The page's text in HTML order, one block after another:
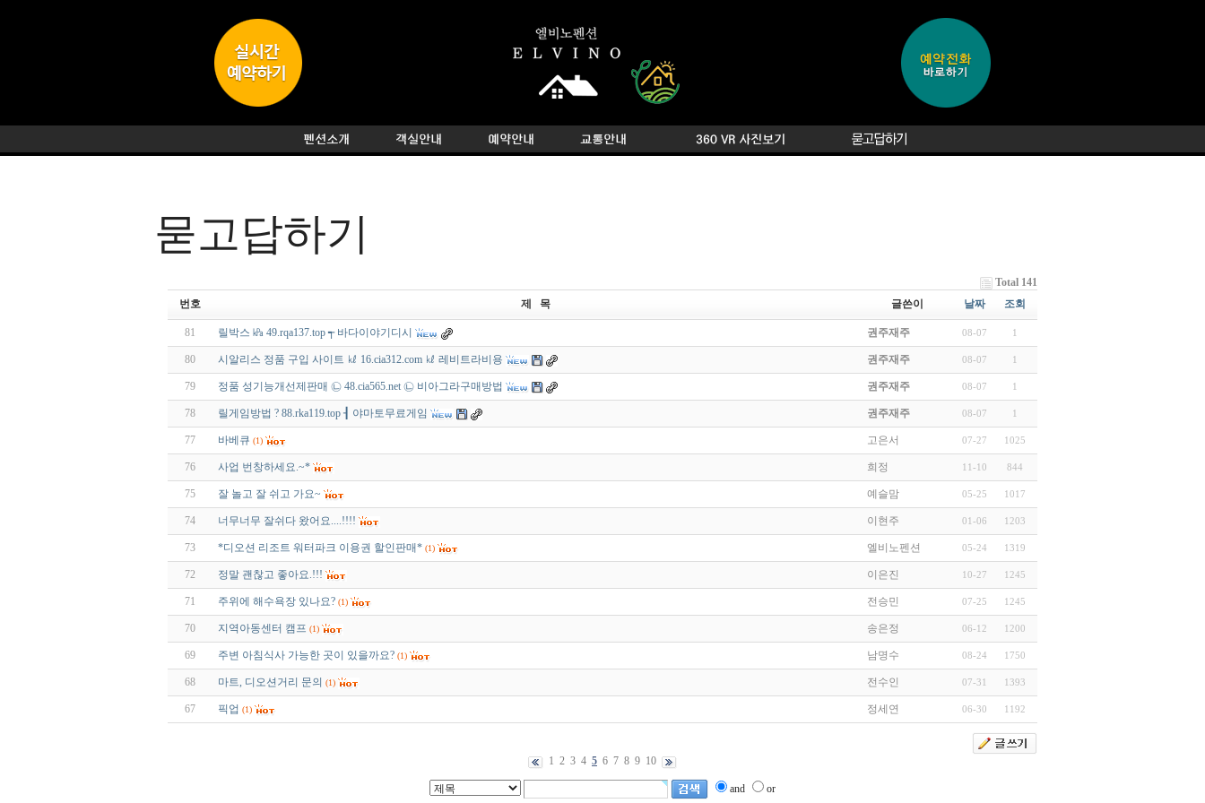
묻고답하기
Total 141
번호
제 목 글쓴이 날짜 조회
81 릴박스 ㎪ 49.rqa137.top ┭ 바다이야기디시 권주재주 08-07 1
80 시알리스 정품 구입 사이트 ㎘ 16.cia312.com ㎘ 레비트라비용 권주재주 08-07 1
79 정품 성기능개선제판매 ㉡ 48.cia565.net ㉡ 비아그라구매방법 권주재주 08-07 1
78 릴게임방법 ? 88.rka119.top ┨ 야마토무료게임 권주재주 08-07 1
77 바베큐 (1) 고은서 07-27 1025
76 사업 번창하세요.~* 희정 11-10 844
75 잘 놀고 잘 쉬고 가요~ 예슬맘 05-25 1017
74 너무너무 잘쉬다 왔어요....!!!! 이현주 01-06 1203
73 *디오션 리조트 워터파크 이용권 할인판매* (1) 엘비노펜션 05-24 1319
72 정말 괜찮고 좋아요.!!! 이은진 10-27 1245
71 주위에 해수욕장 있나요? (1) 전승민 07-25 1245
70 지역아동센터 캠프 (1) 송은정 06-12 1200
69 주변 아침식사 가능한 곳이 있을까요? (1) 남명수 08-24 1750
68 마트, 디오션거리 문의 (1) 전수인 07-31 1393
67 픽업 (1) 정세연 06-30 1192
1 2 3 4 5 6 7 8 9 10
and or